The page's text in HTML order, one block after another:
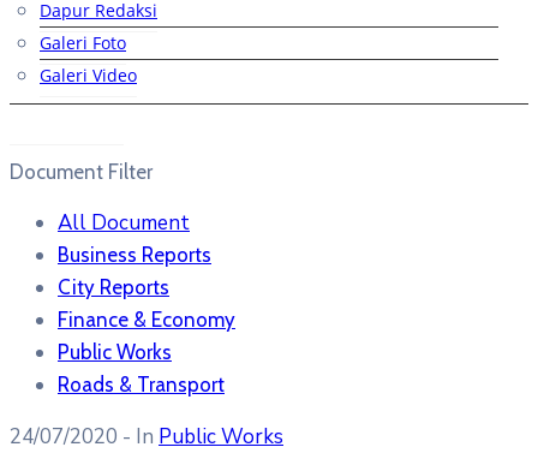
Dapur Redaksi
Galeri Foto
Galeri Video
Document Filter
All Document
Business Reports
City Reports
Finance & Economy
Public Works
Roads & Transport
24/07/2020 - In Public Works